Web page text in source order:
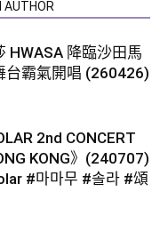
AUTHOR
HWASA 降臨沙田馬
台霸氣開唱 (260426)
2nd CONCERT
KONG》(240707)
#마마무 #솔라 #頌